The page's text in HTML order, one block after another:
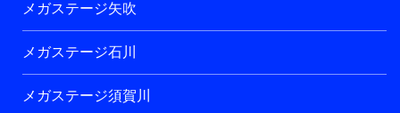
メガステージ矢吹
メガステージ石川
メガステージ須賀川